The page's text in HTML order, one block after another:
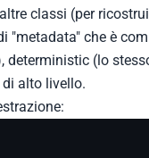
classi (per
"metadata" che è
deterministic (lo
alto livello.